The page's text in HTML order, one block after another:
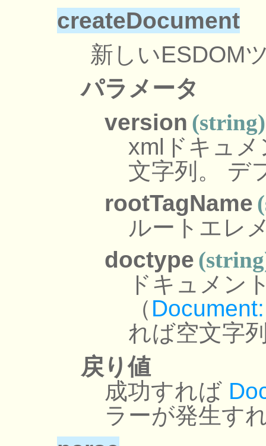
createDocument
新しいESDOM
パラメータ
version (string)
xmlドキュ
文字列。 デ
rootTagName
ルートエレ
doctype
ドキュメン
（
れば空文字
戻り値
成功すれば
ラーが発生す